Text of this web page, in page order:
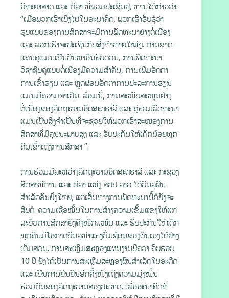
ວິທະຍາສາດ ແລະ ກິລາ ທີ່ພວມປະເຊີນຢູ່, ທ່ານໄດ້ກ່າວວ່າ:
“ເມື່ອພວກເຮົາເບິ່ງໄປໃນອະນາຄົດ, ພວກເຮົາຮັບຮູ້ວ່າ
ຮູບແບບຂອງການສຶກສາຈະມີການພັດທະນາຢ່າງຕໍ່ເນື່ອງ
ແລະ ພວກເຮົາຈະປະເຊີນກັບສິ່ງທ້າທາຍໃໝ່ໆ. ການຂາດ
ແຄນຄູແມ່ນເປັນບັນຫາອັນຮີບດ່ວນ, ການພັດທະນາ
ວິຊາຊີບຄູແບບຕໍ່ເນື່ອງມີຄວາມສຳຄັນ, ການເພີ່ມອັດຕາ
ການເຂົ້າຮຽນ ແລະ ຫຼຸດຜ່ອນອັດຕາການປະລະການຮຽນ
ແມ່ນມີຄວາມຈຳເປັນ. ພ້ອມນີ້, ການສະໜັບສະໜູນຢ່າງ
ຕໍ່ເນື່ອງຂອງລັດຖະບານອົດສະຕຣາລີ ແລະ ຄູ່ຮ່ວມພັດທະນາ
ແມ່ນເປັນສິ່ງຈຳເປັນທີ່ຈະຊ່ວຍໃຫ້ພວກເຮົາສະໜອງການ
ສຶກສາທີ່ມີຄຸນນະພາບສູງ ແລະ ຮັບປະກັນໃຫ້ເດັກນ້ອຍທຸກ
ຄົນເຂົ້າເຖິງການສຶກສາ ”.
ການຮ່ວມມືລະຫວ່າງລັດຖະບານອົດສະຕຣາລີ ແລະ ກະຊວງ
ສຶກສາທິການ ແລະ ກິລາ ແຫ່ງ ສປປ ລາວ ໄດ້ບັນລຸຜົນ
ສຳເລັດອັນຍິ່ງໃຫຍ່, ແຕ່ເສັ້ນທາງການພັດທະນານີ້ກໍຍັງຈະ
ສືບຕໍ່. ຄວາມເຊື່ອໝັ້ນໃນການສ້າງຄວາມເຂັ້ມແຂງໃຫ້ແກ່
ລະບົບການສຶກສາຍັງຄົງໜັກແໜ້ນ ແລະ ຮັບປະກັນໃຫ້ເດັກ
ທຸກຄົນມີໂອກາດບັນລຸທ່າແຮງບົ່ມຊ້ອນຂອງຕົນເອງໄດ້ຢ່າງ
ເຕັມສ່ວນ. ການສະເຫຼີມສະຫຼອງແຜນງານບີຄວາ ຄົບຮອບ
10 ປີ ຍັງໄດ້ເປັນການສະເຫຼີມສະຫຼອງຜົນສຳເລັດໃນອະດີດ
ແລະ ເປັນການຢືນຢັນອີກຄັ້ງໜຶ່ງເຖິງຄວາມມຸ່ງໝັ້ນ
ຮ່ວມກັນຂອງລັດຖະບານສອງປະເທດ, ເພື່ອອະນາຄົດທີ່